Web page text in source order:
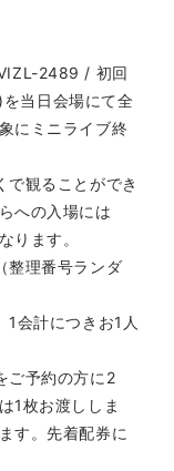
2489 / 初回
を当日会場にて全
にミニライブ終
で観ることができ
への入場には
ります。
整理番号ランダ
1会計につきお1 人
ご予約の方に 2
1枚お渡ししま
す。先着配券に